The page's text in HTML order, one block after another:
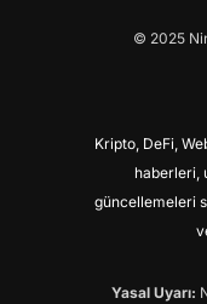
© 2025
Kripto, DeFi,
haberleri,
güncellemeleri
Yasal Uyarı: